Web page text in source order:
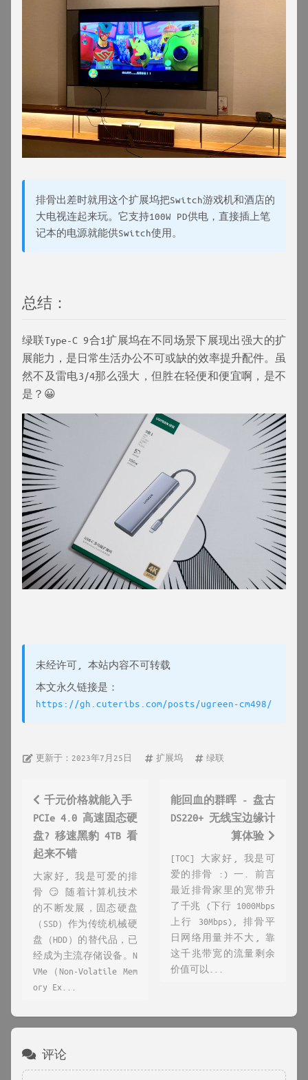
排骨出差时就用这个扩展坞把Switch游戏机和酒店的
大电视连起来玩。它支持100W PD供电，直接插上笔
记本的电源就能供Switch使用。
总结：
绿联Type-C 9合1扩展坞在不同场景下展现出强大的扩
展能力，是日常生活办公不可或缺的效率提升配件。虽
然不及雷电3/4那么强大，但胜在轻便和便宜啊，是不
是？😀
未经许可, 本站内容不可转载
本文永久链接是：
https://gh.cuteribs.com/posts/ugreen-cm498/
更新于：2023年7月25日 扩展坞 绿联
千元价格就能入手
PCIe 4.0 高速固态硬
盘? 移速黑豹 4TB 看
起来不错
大家好, 我是可爱的排
骨 😏 随着计算机技术
的不断发展，固态硬盘
（SSD）作为传统机械硬
盘（HDD）的替代品，已
经成为主流存储设备。N
VMe（Non-Volatile Mem
ory Ex...
能回血的群晖 - 盘古
DS220+ 无线宝边缘计
算体验
[TOC] 大家好, 我是可
爱的排骨 :) 一. 前言
最近排骨家里的宽带升
了千兆 (下行 1000Mbps
上行 30Mbps), 排骨平
日网络用量并不大, 靠
这千兆带宽的流量剩余
价值可以...
评论